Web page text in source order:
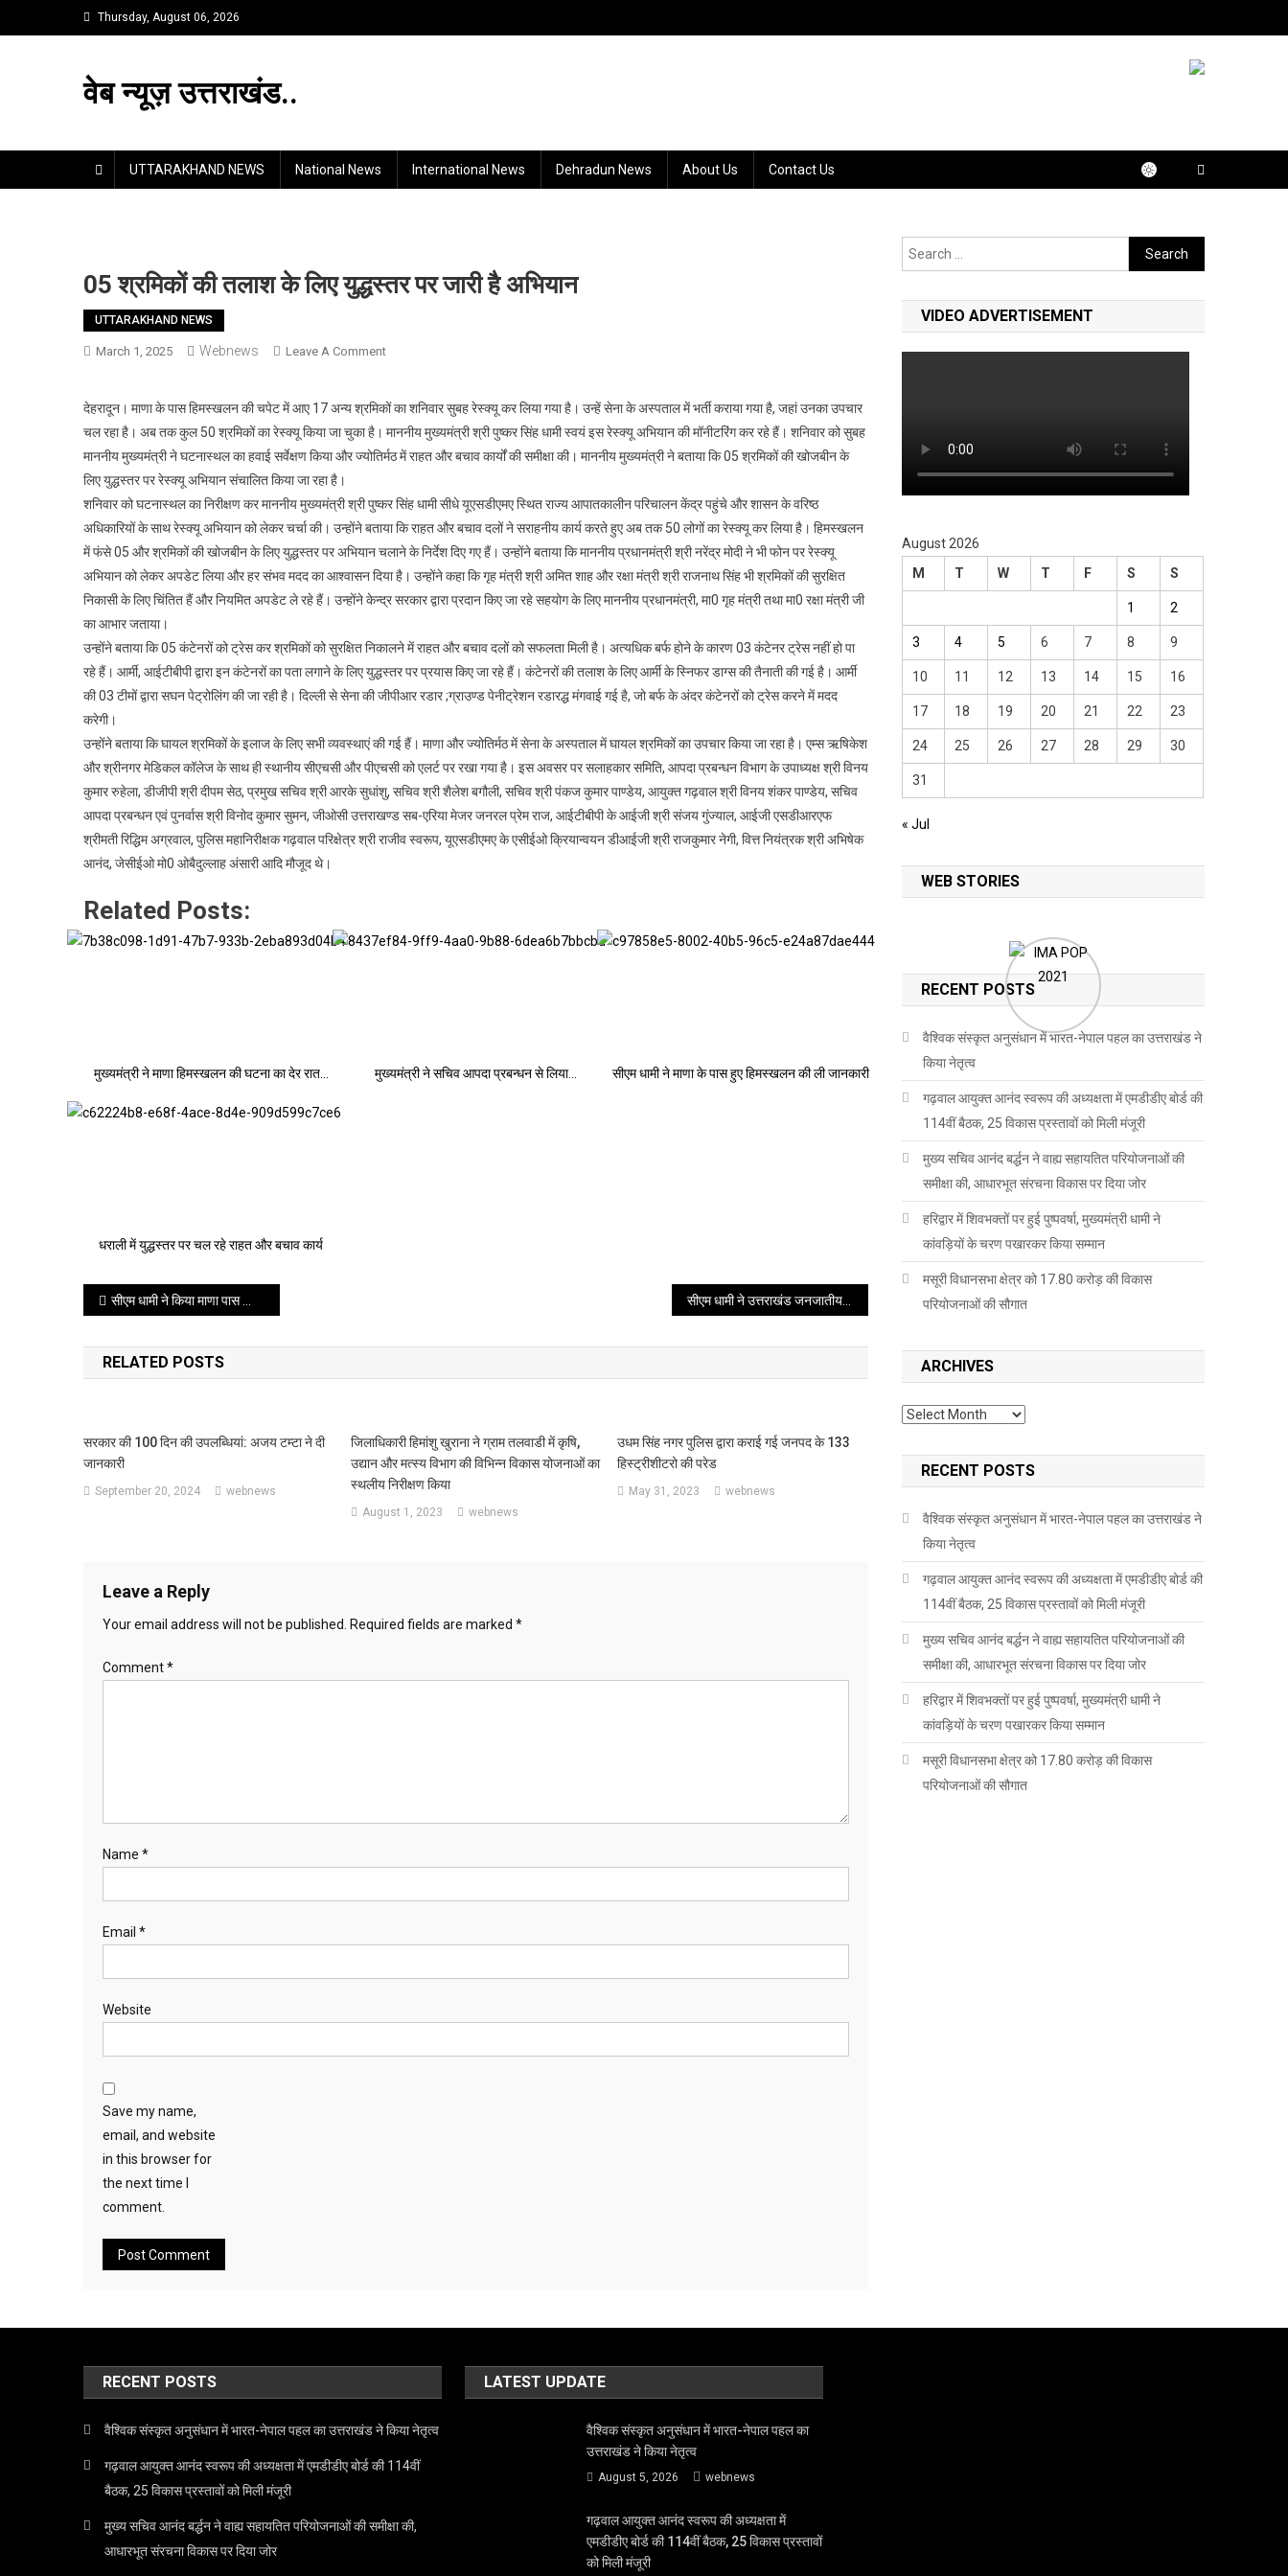
to
Thursday, August 06, 2026
वेब न्यूज़ उत्तराखंड..
UTTARAKHAND NEWS National News International News Dehradun News About Us Contact Us
05 श्रमिकों की तलाश के लिए युद्धस्तर पर जारी है अभियान
UTTARAKHAND NEWS
March 1, 2025 Webnews Leave A CommentOn
की
तलाश
के
युद्धस्तर
पर
जारी
है
अभियान
देहरादून। माणा के पास हिमस्खलन की चपेट में आए 17 अन्य श्रमिकों का शनिवार सुबह रेस्क्यू कर लिया गया है। उन्हें सेना के अस्पताल में भर्ती कराया गया है, जहां उनका उपचार
चल रहा है। अब तक कुल 50 श्रमिकों का रेस्क्यू किया जा चुका है। माननीय मुख्यमंत्री श्री पुष्कर सिंह धामी स्वयं इस रेस्क्यू अभियान की मॉनीटरिंग कर रहे हैं। शनिवार को सुबह
माननीय मुख्यमंत्री ने घटनास्थल का हवाई सर्वेक्षण किया और ज्योतिर्मठ में राहत और बचाव कार्यों की समीक्षा की। माननीय मुख्यमंत्री ने बताया कि 05 श्रमिकों की खोजबीन के
लिए युद्धस्तर पर रेस्क्यू अभियान संचालित किया जा रहा है।
शनिवार को घटनास्थल का निरीक्षण कर माननीय मुख्यमंत्री श्री पुष्कर सिंह धामी सीधे यूएसडीएमए स्थित राज्य आपातकालीन परिचालन केंद्र पहुंचे और शासन के वरिष्ठ
अधिकारियों के साथ रेस्क्यू अभियान को लेकर चर्चा की। उन्होंने बताया कि राहत और बचाव दलों ने सराहनीय कार्य करते हुए अब तक 50 लोगों का रेस्क्यू कर लिया है। हिमस्खलन
में फंसे 05 और श्रमिकों की खोजबीन के लिए युद्धस्तर पर अभियान चलाने के निर्देश दिए गए हैं। उन्होंने बताया कि माननीय प्रधानमंत्री श्री नरेंद्र मोदी ने भी फोन पर रेस्क्यू
अभियान को लेकर अपडेट लिया और हर संभव मदद का आश्वासन दिया है। उन्होंने कहा कि गृह मंत्री श्री अमित शाह और रक्षा मंत्री श्री राजनाथ सिंह भी श्रमिकों की सुरक्षित
निकासी के लिए चिंतित हैं और नियमित अपडेट ले रहे हैं। उन्होंने केन्द्र सरकार द्वारा प्रदान किए जा रहे सहयोग के लिए माननीय प्रधानमंत्री, मा0 गृह मंत्री तथा मा0 रक्षा मंत्री जी
का आभार जताया।
उन्होंने बताया कि 05 कंटेनरों को ट्रेस कर श्रमिकों को सुरक्षित निकालने में राहत और बचाव दलों को सफलता मिली है। अत्यधिक बर्फ होने के कारण 03 कंटेनर ट्रेस नहीं हो पा
रहे हैं। आर्मी, आईटीबीपी द्वारा इन कंटेनरों का पता लगाने के लिए युद्धस्तर पर प्रयास किए जा रहे हैं। कंटेनरों की तलाश के लिए आर्मी के स्निफर डाग्स की तैनाती की गई है। आर्मी
की 03 टीमों द्वारा सघन पेट्रोलिंग की जा रही है। दिल्ली से सेना की जीपीआर रडार ;ग्राउण्ड पेनीट्रेशन रडारद्ध मंगवाई गई है, जो बर्फ के अंदर कंटेनरों को ट्रेस करने में मदद
करेगी।
उन्होंने बताया कि घायल श्रमिकों के इलाज के लिए सभी व्यवस्थाएं की गई हैं। माणा और ज्योतिर्मठ में सेना के अस्पताल में घायल श्रमिकों का उपचार किया जा रहा है। एम्स ऋषिकेश
और श्रीनगर मेडिकल कॉलेज के साथ ही स्थानीय सीएचसी और पीएचसी को एलर्ट पर रखा गया है। इस अवसर पर सलाहकार समिति, आपदा प्रबन्धन विभाग के उपाध्यक्ष श्री विनय
कुमार रुहेला, डीजीपी श्री दीपम सेठ, प्रमुख सचिव श्री आरके सुधांशु, सचिव श्री शैलेश बगौली, सचिव श्री पंकज कुमार पाण्डेय, आयुक्त गढ़वाल श्री विनय शंकर पाण्डेय, सचिव
आपदा प्रबन्धन एवं पुनर्वास श्री विनोद कुमार सुमन, जीओसी उत्तराखण्ड सब-एरिया मेजर जनरल प्रेम राज, आईटीबीपी के आईजी श्री संजय गुंज्याल, आईजी एसडीआरएफ
श्रीमती रिद्धिम अग्रवाल, पुलिस महानिरीक्षक गढ़वाल परिक्षेत्र श्री राजीव स्वरूप, यूएसडीएमए के एसीईओ क्रियान्वयन डीआईजी श्री राजकुमार नेगी, वित्त नियंत्रक श्री अभिषेक
आनंद, जेसीईओ मो0 ओबैदुल्लाह अंसारी आदि मौजूद थे।
Related Posts:
मुख्यमंत्री ने माणा हिमस्खलन की घटना का देर रात… मुख्यमंत्री ने सचिव आपदा प्रबन्धन से लिया… सीएम धामी ने माणा के पास हुए हिमस्खलन की ली जानकारी
धराली में युद्धस्तर पर चल रहे राहत और बचाव कार्य
Post
navigation
सीएम धामी ने किया माणा पास स्थित घटना स्थल का हवाई निरीक्षण
RELATED POSTS
सरकार की 100 दिन की उपलब्धियां: अजय टम्टा ने दी
जानकारी
September 20, 2024 webnews
जिलाधिकारी हिमांशु खुराना ने ग्राम तलवाडी में कृषि,
उद्यान और मत्स्य विभाग की विभिन्न विकास योजनाओं का
स्थलीय निरीक्षण किया
August 1, 2023 webnews
उधम सिंह नगर पुलिस द्वारा कराई गई जनपद के 133
हिस्ट्रीशीटरो की परेड
May 31, 2023 webnews
Leave a Reply
Your email address will not be published. Required fields are marked *
Comment*
Name *
Email *
Website
Save my name,
email, and website
in this browser for
the next time I
comment.
Search
for:
VIDEO ADVERTISEMENT
August 2026
M
T W T F S S
1 2
3 4 5 6 7 8 9
10 11 12 13 14 15 16
17 18 19 20 21 22 23
24 25 26 27 28 29 30
31
« Jul
WEB STORIES
RECENT POSTS
वैश्विक संस्कृत अनुसंधान में भारत-नेपाल पहल का उत्तराखंड ने
किया नेतृत्व
गढ़वाल आयुक्त आनंद स्वरूप की अध्यक्षता में एमडीडीए बोर्ड की
114वीं बैठक, 25 विकास प्रस्तावों को मिली मंजूरी
मुख्य सचिव आनंद बर्द्धन ने वाह्य सहायतित परियोजनाओं की
समीक्षा की, आधारभूत संरचना विकास पर दिया जोर
हरिद्वार में शिवभक्तों पर हुई पुष्पवर्षा, मुख्यमंत्री धामी ने
कांवड़ियों के चरण पखारकर किया सम्मान
मसूरी विधानसभा क्षेत्र को 17.80 करोड़ की विकास
परियोजनाओं की सौगात
ARCHIVES
Archives
RECENT POSTS
वैश्विक संस्कृत अनुसंधान में भारत-नेपाल पहल का उत्तराखंड ने
किया नेतृत्व
गढ़वाल आयुक्त आनंद स्वरूप की अध्यक्षता में एमडीडीए बोर्ड की
114वीं बैठक, 25 विकास प्रस्तावों को मिली मंजूरी
मुख्य सचिव आनंद बर्द्धन ने वाह्य सहायतित परियोजनाओं की
समीक्षा की, आधारभूत संरचना विकास पर दिया जोर
हरिद्वार में शिवभक्तों पर हुई पुष्पवर्षा, मुख्यमंत्री धामी ने
कांवड़ियों के चरण पखारकर किया सम्मान
मसूरी विधानसभा क्षेत्र को 17.80 करोड़ की विकास
परियोजनाओं की सौगात
RECENT POSTS
वैश्विक संस्कृत अनुसंधान में भारत-नेपाल पहल का उत्तराखंड ने किया नेतृत्व
गढ़वाल आयुक्त आनंद स्वरूप की अध्यक्षता में एमडीडीए बोर्ड की 114वीं
बैठक, 25 विकास प्रस्तावों को मिली मंजूरी
मुख्य सचिव आनंद बर्द्धन ने वाह्य सहायतित परियोजनाओं की समीक्षा की,
आधारभूत संरचना विकास पर दिया जोर
LATEST UPDATE
वैश्विक संस्कृत अनुसंधान में भारत-नेपाल पहल का
उत्तराखंड ने किया नेतृत्व
August 5, 2026 webnews
गढ़वाल आयुक्त आनंद स्वरूप की अध्यक्षता में
एमडीडीए बोर्ड की 114वीं बैठक, 25 विकास प्रस्तावों
को मिली मंजूरी